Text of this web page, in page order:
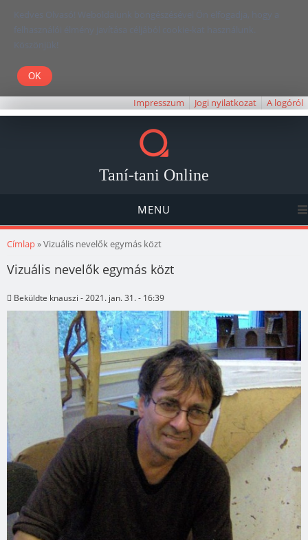
Kedves Olvasó! Weboldalunk böngészésével Ön elfogadja, hogy a
felhasználói élmény javítása céljából cookie-kat használunk.
Köszönjük!
Impresszum Jogi nyilatkozat A logóról
Taní-tani Online
MENU
Jelenlegi hely
Címlap» Vizuális nevelők egymás közt
Vizuális nevelők egymás közt
Beküldte knauszi - 2021. jan. 31. - 16:39